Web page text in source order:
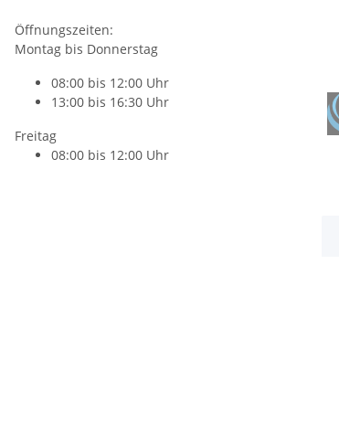
Öffnungszeiten:
Montag bis Donnerstag
08:00 bis 12:00 Uhr
13:00 bis 16:30 Uhr
Freitag
08:00 bis 12:00 Uhr